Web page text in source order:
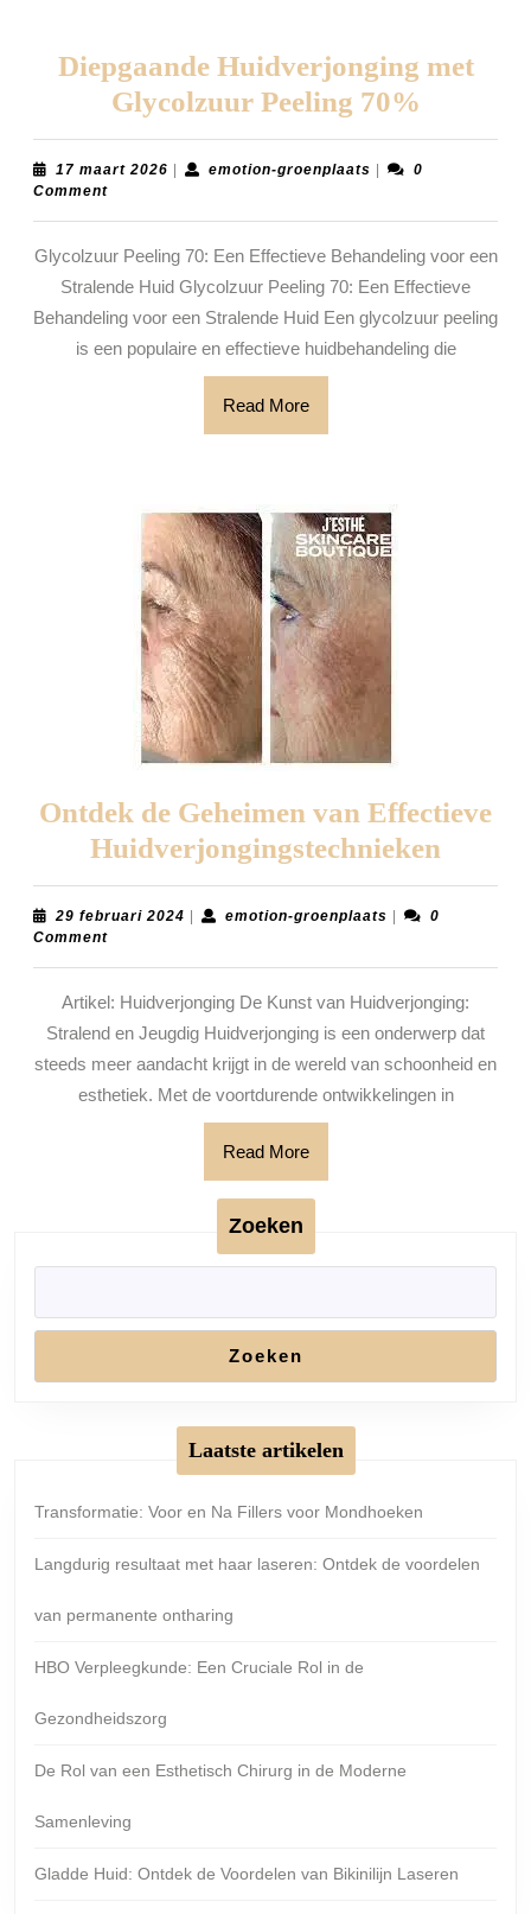
Diepgaande Huidverjonging met
Glycolzuur Peeling 70%
met
70%
17 maart 2026 17
emotion-groenplaatsemotion-
0
Comment
Glycolzuur Peeling 70: Een Effectieve Behandeling voor een
Stralende Huid Glycolzuur Peeling 70: Een Effectieve
Behandeling voor een Stralende Huid Een glycolzuur peeling
is een populaire en effectieve huidbehandeling die
Read MoreRead
More
Ontdek de Geheimen van Effectieve
Huidverjongingstechnieken
de
29 februari 2024 29
emotion-groenplaatsemotion-
0
Comment
Artikel: Huidverjonging De Kunst van Huidverjonging:
Stralend en Jeugdig Huidverjonging is een onderwerp dat
steeds meer aandacht krijgt in de wereld van schoonheid en
esthetiek. Met de voortdurende ontwikkelingen in
Read MoreRead
More
Zoeken
Zoeken
Laatste artikelen
Transformatie: Voor en Na Fillers voor Mondhoeken
Langdurig resultaat met haar laseren: Ontdek de voordelen
van permanente ontharing
HBO Verpleegkunde: Een Cruciale Rol in de
Gezondheidszorg
De Rol van een Esthetisch Chirurg in de Moderne
Samenleving
Gladde Huid: Ontdek de Voordelen van Bikinilijn Laseren